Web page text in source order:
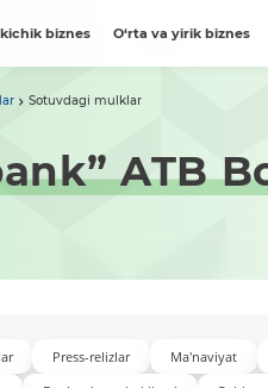
biznes O‘rta va yirik biznes
Sotuvdagi mulklar
ATB
Press-relizlar Ma'naviyat